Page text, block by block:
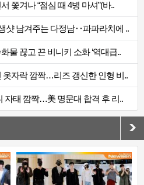
쫓겨나 “점심 때 4병 마셔”(바..
샷 남겨주는 다정남‥파파라치에 ..
물 끊고 끈 비니키 소화 ‘역대급..
옷자락 깜짝…리즈 갱신한 인형 비..
자태 깜짝…美 명문대 합격 후 리..